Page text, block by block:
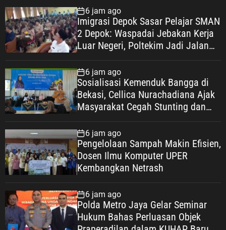
6 jam ago
Imigrasi Depok Sasar Pelajar SMAN
2 Depok: Waspadai Jebakan Kerja
Luar Negeri, Poltekim Jadi Jalan
6 jam ago
Sosialisasi Kemenduk Bangga di
Bekasi, Cellica Nurachadiana Ajak
Masyarakat Cegah Stunting dan
6 jam ago
Pengelolaan Sampah Makin Efisien,
Dosen Ilmu Komputer UPER
Kembangkan Netrash
6 jam ago
Polda Metro Jaya Gelar Seminar
Hukum Bahas Perluasan Objek